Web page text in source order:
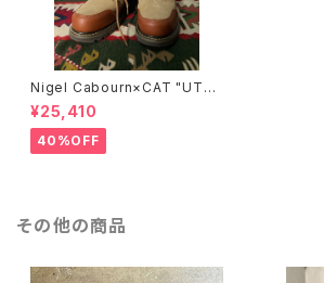
Nigel Cabourn×CAT "UTA
H"/BROWN
¥25,410
40%OFF
その他の商品